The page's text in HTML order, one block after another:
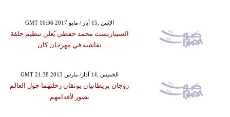
GMT 10:36 2017 الإثنين ,15 أيار / مايو
السيناريست محمد حفظي يُعلن تنظيم حلقة
نقاشية في مهرجان كان
GMT 21:38 2013 الخميس ,14 آذار/ مارس
زوجان بريطانيان يوثقان رحلتهما حول العالم
بصور لأقدامهم